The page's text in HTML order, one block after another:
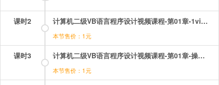
课时2 计算机二级VB语言程序设计视频课程-第01章-1visualbasic程序开发环境.mp4
本节售价：1元
课时3 计算机二级VB语言程序设计视频课程-第01章-操作：visualbasic程序开发环境.mp4
本节售价：1元